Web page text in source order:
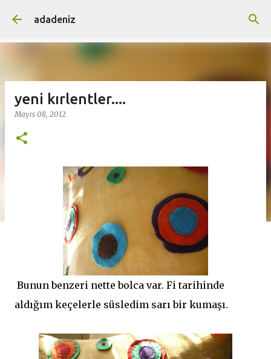
adadeniz
yeni kırlentler....
Mayıs 08, 2012
Bunun benzeri nette bolca var. Fi tarihinde
aldığım keçelerle süsledim sarı bir kumaşı.